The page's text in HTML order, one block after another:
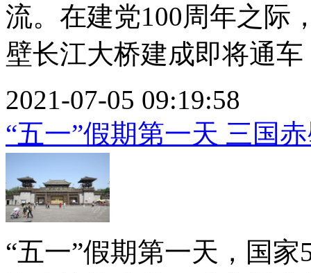
流。在建党100周年之际
壁长江大桥建成即将通车
2021-07-05 09:19:58
“五一”假期第一天 三国
“五一”假期第一天，国